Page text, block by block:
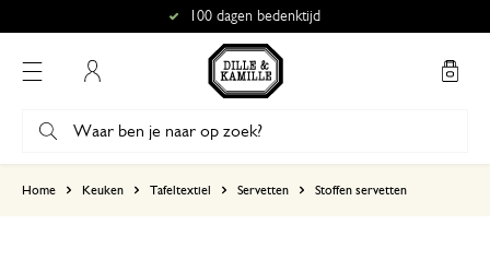
100 dagen bedenktijd
Home Keuken Tafeltextiel Servetten Stoffen servetten